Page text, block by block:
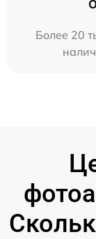
Более 20